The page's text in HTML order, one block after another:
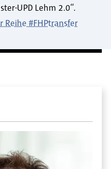
UPD Lehm 2.0“.
Reihe #FHPtransfer